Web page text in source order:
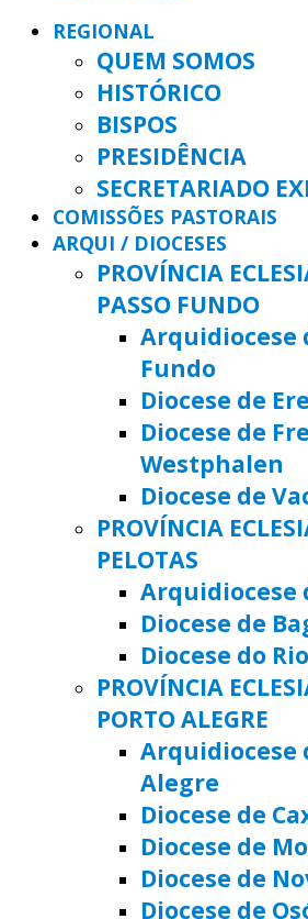
REGIONAL
QUEM SOMOS
HISTÓRICO
BISPOS
PRESIDÊNCIA
SECRETARIADO
COMISSÕES PASTORAIS
ARQUI / DIOCESES
PROVÍNCIA
PASSO FUNDO
Arquidiocese
Fundo
Diocese de
Diocese de
Westphalen
Diocese de
PROVÍNCIA
PELOTAS
Arquidiocese
Diocese de
Diocese do
PROVÍNCIA
PORTO ALEGRE
Arquidiocese
Alegre
Diocese de
Diocese de
Diocese de
Diocese de